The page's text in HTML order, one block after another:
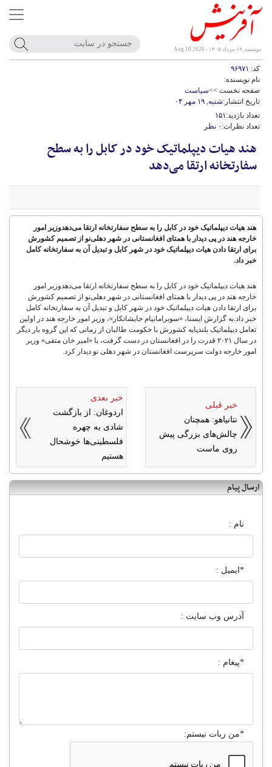
دوشنبه, ۱۹ مرداد ۱۴۰۵ - Aug 10 2026
کد:
نام نویسنده:
صفحه نخست >>سیاست
تاریخ انتشار:شنبه, ۱۹ مهر ۰۴
تعداد بازدید:۱۵۱
تعداد نظرات: ۰ نظر
هند هیات دیپلماتیک خود در کابل را به سطح
سفارتخانه ارتقا می‌دهد
هند هیات دیپلماتیک خود در کابل را به سطح سفارتخانه ارتقا می‌دهدوزیر امور
خارجه هند در پی دیدار با همتای افغانستانی در شهر دهلی‌نو از تصمیم کشورش
برای ارتقا دادن هیات دیپلماتیک خود در شهر کابل و تبدیل آن به سفارتخانه کامل
خبر داد.
هند هیات دیپلماتیک خود در کابل را به سطح سفارتخانه ارتقا می‌دهدوزیر امور
خارجه هند در پی دیدار با همتای افغانستانی در شهر دهلی‌نو از تصمیم کشورش
برای ارتقا دادن هیات دیپلماتیک خود در شهر کابل و تبدیل آن به سفارتخانه کامل
خبر داد.به گزارش ایسنا، «سوبرامانیام جایشانکار»، وزیر امور خارجه هند در اولین
تعامل دیپلماتیک بلندپایه کشورش با حکومت طالبان از زمانی که این گروه بار دیگر
در سال ۲۰۲۱ قدرت را در افغانستان در دست گرفت، با «امیر خان متقی» وزیر
امور خارجه دولت سرپرست افغانستان در شهر دهلی نو دیدار کرد.
خبر قبلی
نتانیاهو: همچنان
چالش‌های بزرگی پیش
روی ماست
خبر بعدی
اردوغان: از بازگشت
شادی به چهره‌
فلسطینی‌ها خوشحال
هستیم
ارسال پیام
نام :
*ایمیل :
آدرس وب سایت :
*پیغام :
*من ربات نیستم: